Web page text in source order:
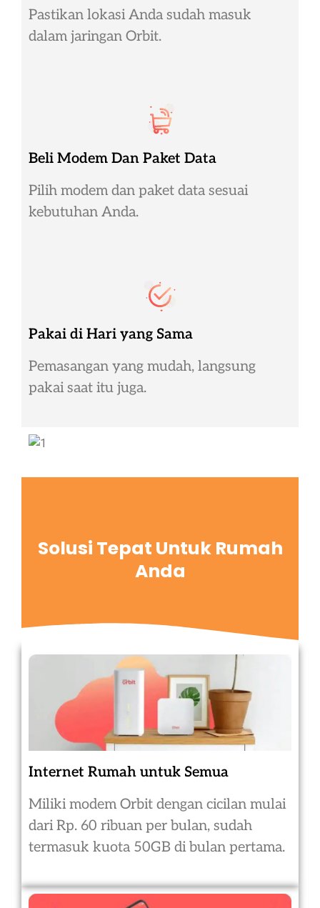
Pastikan lokasi Anda sudah masuk
dalam jaringan Orbit.
Beli Modem Dan Paket Data
Pilih modem dan paket data sesuai
kebutuhan Anda.
Pakai di Hari yang Sama
Pemasangan yang mudah, langsung
pakai saat itu juga.
Solusi Tepat Untuk Rumah
Anda
Internet Rumah untuk Semua
Miliki modem Orbit dengan cicilan mulai
dari Rp. 60 ribuan per bulan, sudah
termasuk kuota 50GB di bulan pertama.